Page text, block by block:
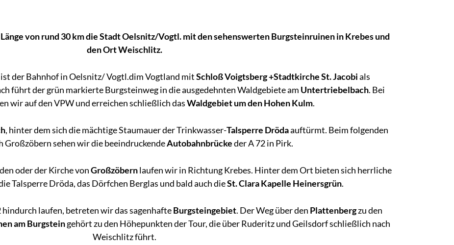
von rund 30 km die Stadt Oelsnitz/Vogtl. mit den sehenswerten Burgsteinruinen in Krebes und
den Ort Weischlitz.
der Bahnhof in Oelsnitz/ Vogtl.dim Vogtland mitSchloß Voigtsberg +Stadtkirche St. Jacobials
führt der grün markierte Burgsteinweg in die ausgedehnten Waldgebiete am Untertriebelbach. Bei
wir auf den VPW und erreichen schließlich dasWaldgebiet um den Hohen Kulm.
, hinter dem sich die mächtige Staumauer der Trinkwasser-Talsperre Drödaauftürmt. Beim folgenden
Großzöbern sehen wir die beeindruckendeAutobahnbrückeder A 72 in Pirk.
oder der Kirche vonGroßzöbernlaufen wir in Richtung Krebes. Hinter dem Ort bieten sich herrliche
Talsperre Dröda, das Dörfchen Berglas und bald auch dieSt. Clara Kapelle Heinersgrün.
laufen, betreten wir das sagenhafteBurgsteingebiet. Der Weg über den Plattenbergzu den
am Burgsteingehört zu den Höhepunkten der Tour, die über Ruderitz und Geilsdorf schließlich nach
Weischlitz führt.